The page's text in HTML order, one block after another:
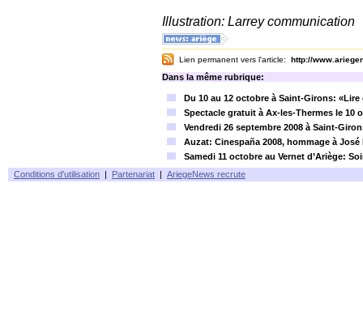
Illustration: Larrey communication
Lien permanent vers l'article: http://
Dans la même rubrique:
Du 10 au 12 octobre à Saint-Girons: «Lire
Spectacle gratuit à Ax-les-Thermes le 10
Vendredi 26 septembre 2008 à Saint-
Auzat: Cinespaña 2008, hommage à
Samedi 11 octobre au Vernet d’Ariège:
Conditions d'utilisation | Partenariat | AriegeNews recrute